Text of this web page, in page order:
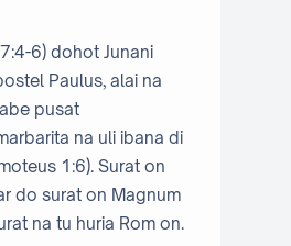
6) dohot Junani
Paulus, alai na
pusat
na uli ibana di
1:6). Surat on
do surat on Magnum
na tu huria Rom on.